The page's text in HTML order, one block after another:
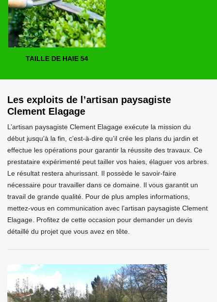
TAILLE DE HAIE 54
Les exploits de l’artisan paysagiste
Clement Elagage
L’artisan paysagiste Clement Elagage exécute la mission du
début jusqu’à la fin, c’est-à-dire qu’il crée les plans du jardin et
effectue les opérations pour garantir la réussite des travaux. Ce
prestataire expérimenté peut tailler vos haies, élaguer vos arbres.
Le résultat restera ahurissant. Il possède le savoir-faire
nécessaire pour travailler dans ce domaine. Il vous garantit un
travail de grande qualité. Pour de plus amples informations,
mettez-vous en communication avec l’artisan paysagiste Clement
Elagage. Profitez de cette occasion pour demander un devis
détaillé du projet que vous avez en tête.